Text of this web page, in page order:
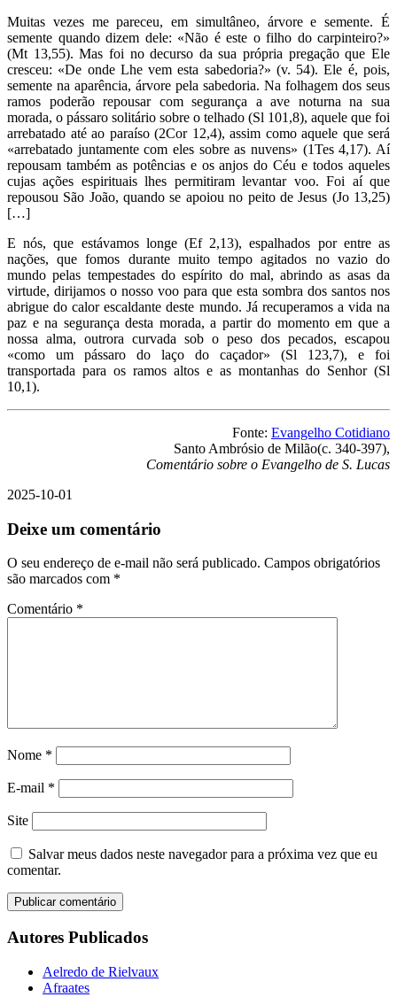
Muitas vezes me pareceu, em simultâneo, árvore e semente. É
semente quando dizem dele: «Não é este o filho do carpinteiro?»
(Mt 13,55). Mas foi no decurso da sua própria pregação que Ele
cresceu: «De onde Lhe vem esta sabedoria?» (v. 54). Ele é, pois,
semente na aparência, árvore pela sabedoria. Na folhagem dos seus
ramos poderão repousar com segurança a ave noturna na sua
morada, o pássaro solitário sobre o telhado (Sl 101,8), aquele que foi
arrebatado até ao paraíso (2Cor 12,4), assim como aquele que será
«arrebatado juntamente com eles sobre as nuvens» (1Tes 4,17). Aí
repousam também as potências e os anjos do Céu e todos aqueles
cujas ações espirituais lhes permitiram levantar voo. Foi aí que
repousou São João, quando se apoiou no peito de Jesus (Jo 13,25)
[…]
E nós, que estávamos longe (Ef 2,13), espalhados por entre as
nações, que fomos durante muito tempo agitados no vazio do
mundo pelas tempestades do espírito do mal, abrindo as asas da
virtude, dirijamos o nosso voo para que esta sombra dos santos nos
abrigue do calor escaldante deste mundo. Já recuperamos a vida na
paz e na segurança desta morada, a partir do momento em que a
nossa alma, outrora curvada sob o peso dos pecados, escapou
«como um pássaro do laço do caçador» (Sl 123,7), e foi
transportada para os ramos altos e as montanhas do Senhor (Sl
10,1).
Fonte: Evangelho Cotidiano
Santo Ambrósio de Milão(c. 340-397),
Comentário sobre o Evangelho de S. Lucas
2025-10-01
Deixe um comentário
O seu endereço de e-mail não será publicado. Campos obrigatórios
são marcados com *
Comentário *
Nome *
E-mail *
Site
Salvar meus dados neste navegador para a próxima vez que eu
comentar.
Autores Publicados
Aelredo de Rielvaux
Afraates